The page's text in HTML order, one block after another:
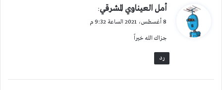
ي
ل
أمل العيناوي المشرقي:
8 أغسطس، 2021 الساعة 9:32 م
جزاك الله خيراً
رد